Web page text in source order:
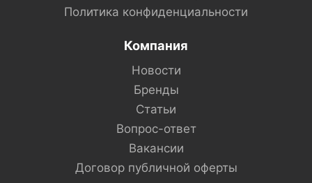
Политика конфиденциальности
Компания
Новости
Бренды
Статьи
Вопрос-ответ
Вакансии
Договор публичной оферты